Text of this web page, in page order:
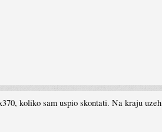
koliko sam uspio skontati. Na kraju uzeh